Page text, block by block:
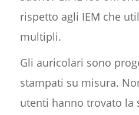
rispetto agli IEM che
multipli.
Gli auricolari sono
stampati su misura.
utenti hanno trovato la